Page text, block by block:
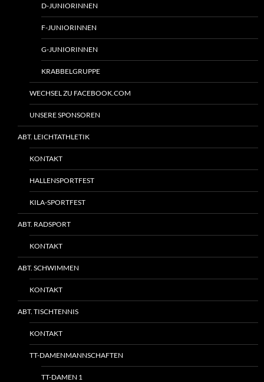
D-JUNIORINNEN
F-JUNIORINNEN
G-JUNIORINNEN
KRABBELGRUPPE
WECHSEL ZU FACEBOOK.COM
UNSERE SPONSOREN
ABT. LEICHTATHLETIK
KONTAKT
HALLENSPORTFEST
KILA-SPORTFEST
ABT. RADSPORT
KONTAKT
ABT. SCHWIMMEN
KONTAKT
ABT. TISCHTENNIS
KONTAKT
TT-DAMENMANNSCHAFTEN
TT-DAMEN 1